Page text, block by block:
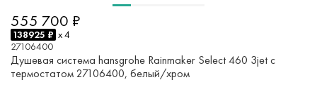
555 700 ₽
138925 ₽ x 4
27106400
Душевая система hansgrohe Rainmaker Select 460 3jet с
термостатом 27106400, белый/хром